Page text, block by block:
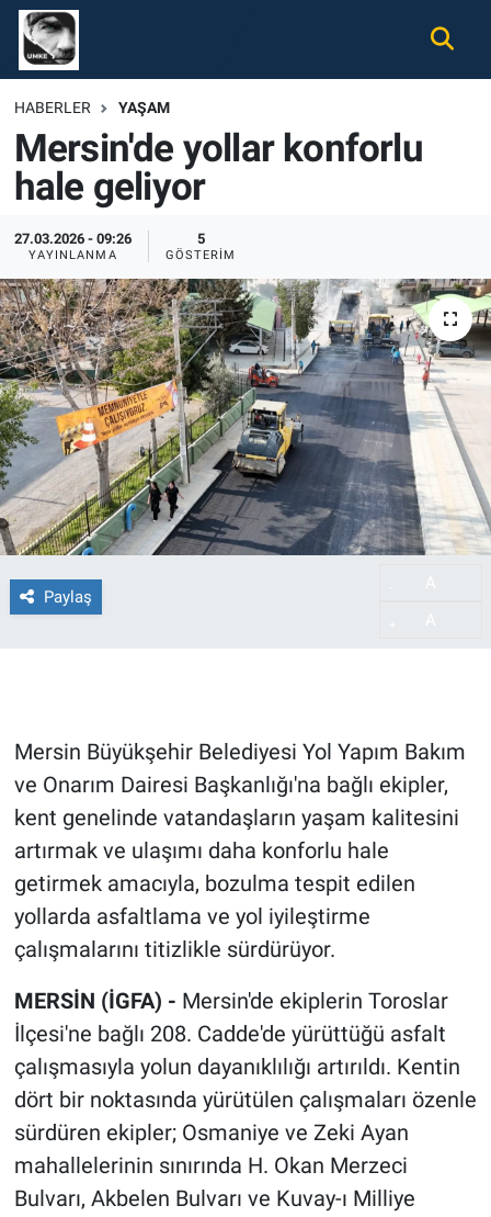
HABERLER YAŞAM
Mersin'de yollar konforlu
hale geliyor
27.03.2026 - 09:26
YAYINLANMA
5
GÖSTERIM
Paylaş
Mersin Büyükşehir Belediyesi Yol Yapım Bakım
ve Onarım Dairesi Başkanlığı'na bağlı ekipler,
kent genelinde vatandaşların yaşam kalitesini
artırmak ve ulaşımı daha konforlu hale
getirmek amacıyla, bozulma tespit edilen
yollarda asfaltlama ve yol iyileştirme
çalışmalarını titizlikle sürdürüyor.
MERSİN (İGFA) - Mersin'de ekiplerin Toroslar
İlçesi'ne bağlı 208. Cadde'de yürüttüğü asfalt
çalışmasıyla yolun dayanıklılığı artırıldı. Kentin
dört bir noktasında yürütülen çalışmaları özenle
sürdüren ekipler; Osmaniye ve Zeki Ayan
mahallelerinin sınırında H. Okan Merzeci
Bulvarı, Akbelen Bulvarı ve Kuvay-ı Milliye
Gündem
Ekonomi
Spor
Magazin
Tüm Haberler
İletişim
Künye
Nöbetçi Eczaneler
Hava Durumu
Namaz Vakitleri
Trafik Durumu
Süper Lig Puan Durumu ve Fikstür
Tüm Manşetler
Son Dakika Haberleri
Haber Arşivi